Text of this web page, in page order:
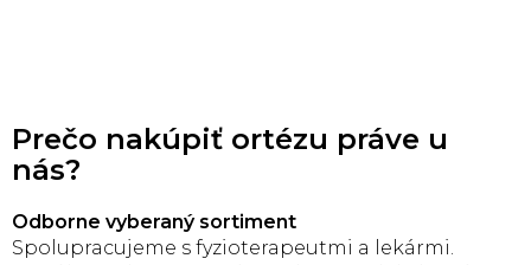
Prečo nakúpiť ortézu práve u
nás?
Odborne vyberaný sortiment
Spolupracujeme s fyzioterapeutmi a lekármi.